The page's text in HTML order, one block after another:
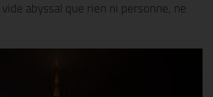
abyssal que rien ni personne, ne